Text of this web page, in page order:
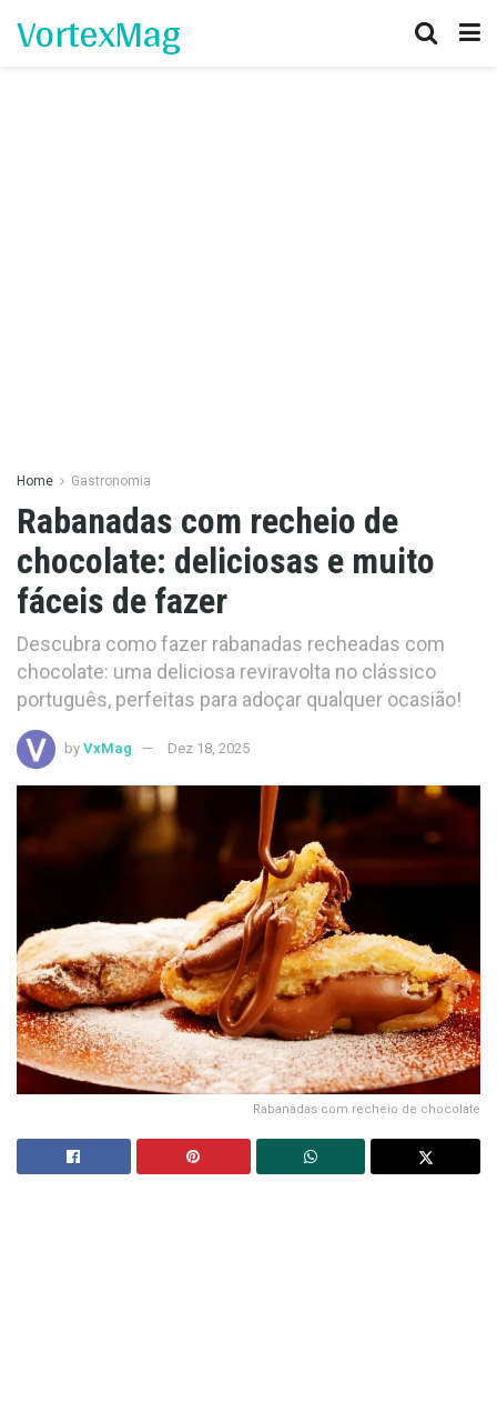
VortexMag
Home Gastronomia
Rabanadas com recheio de
chocolate: deliciosas e muito
fáceis de fazer
Descubra como fazer rabanadas recheadas com
chocolate: uma deliciosa reviravolta no clássico
português, perfeitas para adoçar qualquer ocasião!
by VxMag Dez 18, 2025
Rabanadas com recheio de chocolate